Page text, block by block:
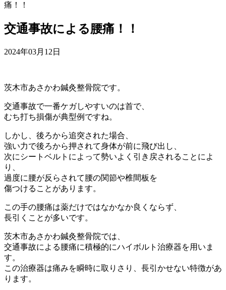
痛！！
交通事故による腰痛！！
2024年03月12日
茨木市あさかわ鍼灸整骨院です。
交通事故で一番ケガしやすいのは首で、
むち打ち損傷が典型例ですね。
しかし、後ろから追突された場合、
強い力で後ろから押されて身体が前に飛び出し、
次にシートベルトによって勢いよく引き戻されることによ
り、
過度に腰が反らされて腰の関節や椎間板を
傷つけることがあります。
この手の腰痛は薬だけではなかなか良くならず、
長引くことが多いです。
茨木市あさかわ鍼灸整骨院では、
交通事故による腰痛に積極的にハイボルト治療器を用いま
す。
この治療器は痛みを瞬時に取りさり、長引かせない特徴があ
ります。